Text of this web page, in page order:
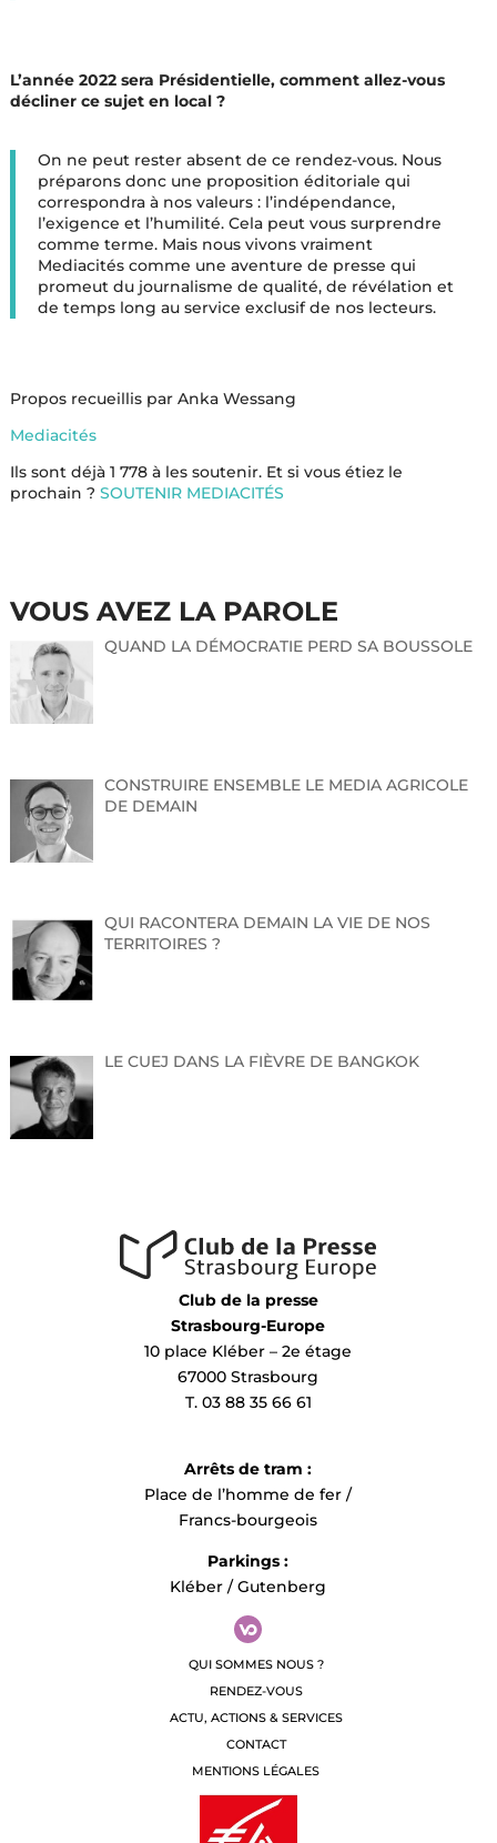
L’année 2022 sera Présidentielle, comment allez-vous
décliner ce sujet en local ?
On ne peut rester absent de ce rendez-vous. Nous
préparons donc une proposition éditoriale qui
correspondra à nos valeurs : l’indépendance,
l’exigence et l’humilité. Cela peut vous surprendre
comme terme. Mais nous vivons vraiment
Mediacités comme une aventure de presse qui
promeut du journalisme de qualité, de révélation et
de temps long au service exclusif de nos lecteurs.
Propos recueillis par Anka Wessang
Mediacités
Ils sont déjà 1 778 à les soutenir. Et si vous étiez le
prochain ? SOUTENIR MEDIACITÉS
VOUS AVEZ LA PAROLE
QUAND LA DÉMOCRATIE PERD SA BOUSSOLE
CONSTRUIRE ENSEMBLE LE MEDIA AGRICOLE
DE DEMAIN
QUI RACONTERA DEMAIN LA VIE DE NOS
TERRITOIRES ?
LE CUEJ DANS LA FIÈVRE DE BANGKOK
Club de la presse
Strasbourg-Europe
10 place Kléber – 2e étage
67000 Strasbourg
T. 03 88 35 66 61
Arrêts de tram :
Place de l’homme de fer /
Francs-bourgeois
Parkings :
Kléber / Gutenberg
QUI SOMMES NOUS ?
RENDEZ-VOUS
ACTU, ACTIONS & SERVICES
CONTACT
MENTIONS LÉGALES